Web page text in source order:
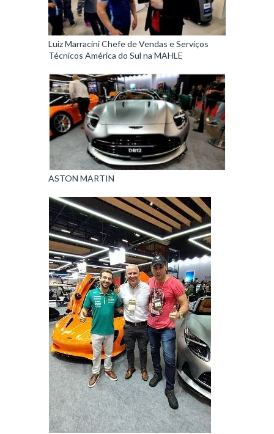
Luiz Marracini Chefe de Vendas e Serviços
Técnicos América do Sul na MAHLE
ASTON MARTIN